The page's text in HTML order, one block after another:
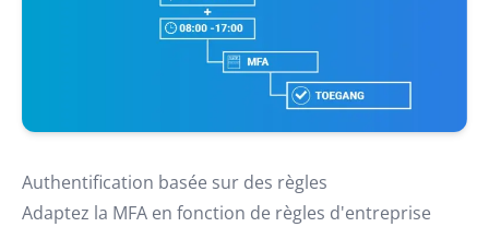
Authentification basée sur des règles
Adaptez la MFA en fonction de règles d'entreprise